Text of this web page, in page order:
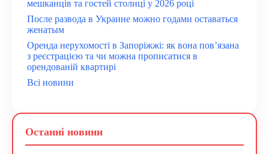
мешканців та гостей столиці у 2026 році
После развода в Украине можно годами оставаться
женатым
Оренда нерухомості в Запоріжжі: як вона пов’язана
з реєстрацією та чи можна прописатися в
орендованій квартирі
Всі новини
Останні новини